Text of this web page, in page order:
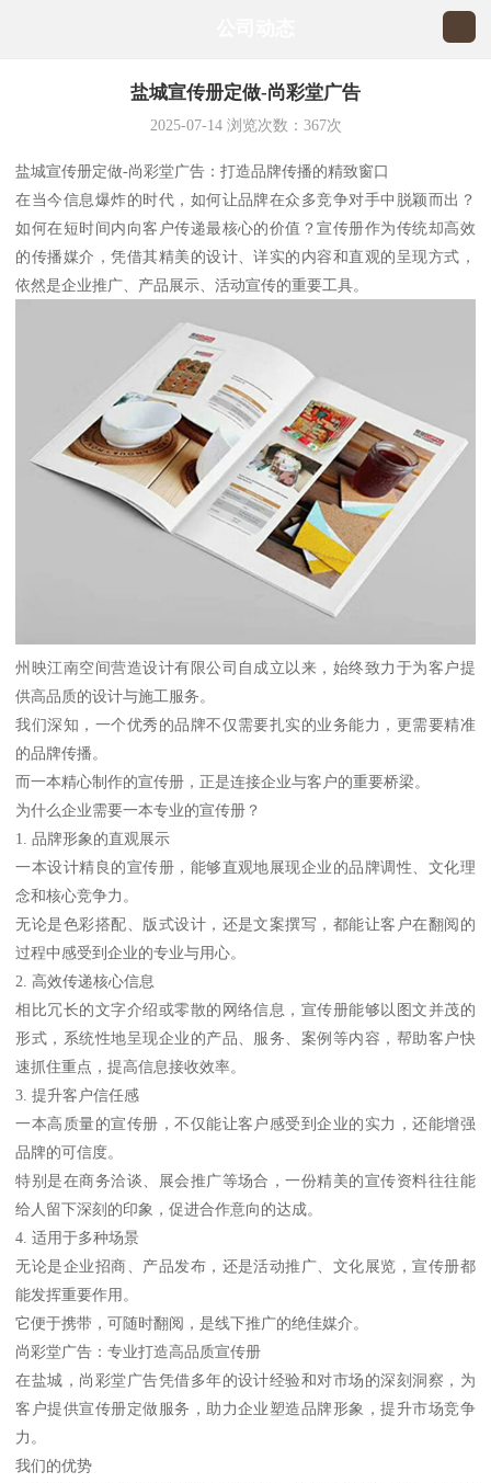
盐城宣传册定做-尚彩堂广告
2025-07-14浏览次数： 367次
盐城宣传册定做-尚彩堂广告：打造品牌传播的精致窗口
在当今信息爆炸的时代，如何让品牌在众多竞争对手中脱颖而出？
如何在短时间内向客户传递最核心的价值？宣传册作为传统却高效
的传播媒介，凭借其精美的设计、详实的内容和直观的呈现方式，
依然是企业推广、产品展示、活动宣传的重要工具。
州映江南空间营造设计有限公司自成立以来，始终致力于为客户提
供高品质的设计与施工服务。
我们深知，一个优秀的品牌不仅需要扎实的业务能力，更需要精准
的品牌传播。
而一本精心制作的宣传册，正是连接企业与客户的重要桥梁。
为什么企业需要一本专业的宣传册？
1. 品牌形象的直观展示
一本设计精良的宣传册，能够直观地展现企业的品牌调性、文化理
念和核心竞争力。
无论是色彩搭配、版式设计，还是文案撰写，都能让客户在翻阅的
过程中感受到企业的专业与用心。
2. 高效传递核心信息
相比冗长的文字介绍或零散的网络信息，宣传册能够以图文并茂的
形式，系统性地呈现企业的产品、服务、案例等内容，帮助客户快
速抓住重点，提高信息接收效率。
3. 提升客户信任感
一本高质量的宣传册，不仅能让客户感受到企业的实力，还能增强
品牌的可信度。
特别是在商务洽谈、展会推广等场合，一份精美的宣传资料往往能
给人留下深刻的印象，促进合作意向的达成。
4. 适用于多种场景
无论是企业招商、产品发布，还是活动推广、文化展览，宣传册都
能发挥重要作用。
它便于携带，可随时翻阅，是线下推广的绝佳媒介。
尚彩堂广告：专业打造高品质宣传册
在盐城，尚彩堂广告凭借多年的设计经验和对市场的深刻洞察，为
客户提供宣传册定做服务，助力企业塑造品牌形象，提升市场竞争
力。
我们的优势